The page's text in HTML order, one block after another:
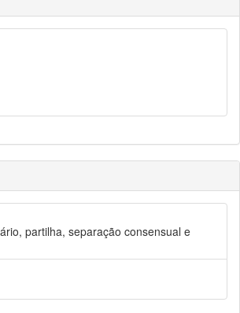
partilha, separação consensual e